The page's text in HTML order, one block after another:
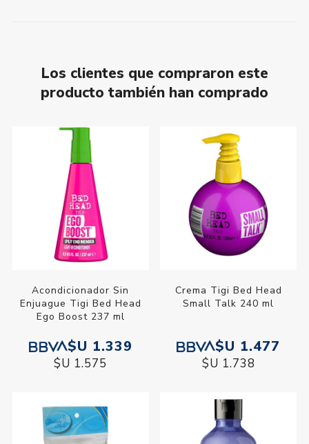
Los clientes que compraron este
producto también han comprado
Acondicionador Sin
Enjuague Tigi Bed Head
Ego Boost 237 ml
$U 1.339
$U 1.575
Crema Tigi Bed Head
Small Talk 240 ml
$U 1.477
$U 1.738